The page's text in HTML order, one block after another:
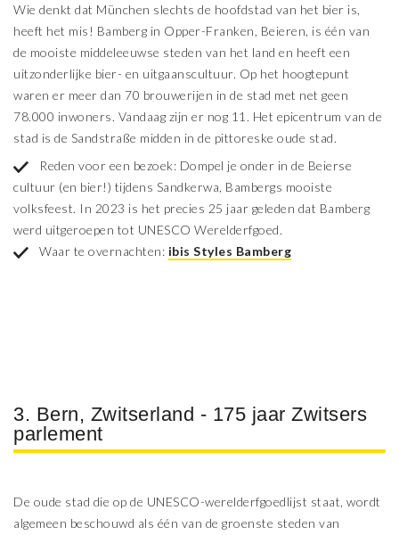
Wie denkt dat München slechts de hoofdstad van het bier is,
heeft het mis! Bamberg in Opper-Franken, Beieren, is één van
de mooiste middeleeuwse steden van het land en heeft een
uitzonderlijke bier- en uitgaanscultuur. Op het hoogtepunt
waren er meer dan 70 brouwerijen in de stad met net geen
78.000 inwoners. Vandaag zijn er nog 11. Het epicentrum van de
stad is de Sandstraße midden in de pittoreske oude stad.
Reden voor een bezoek: Dompel je onder in de Beierse
cultuur (en bier!) tijdens Sandkerwa, Bambergs mooiste
volksfeest. In 2023 is het precies 25 jaar geleden dat Bamberg
werd uitgeroepen tot UNESCO Werelderfgoed.
Waar te overnachten: ibis Styles Bamberg
3. Bern, Zwitserland - 175 jaar Zwitsers
parlement
De oude stad die op de UNESCO-werelderfgoedlijst staat, wordt
algemeen beschouwd als één van de groenste steden van